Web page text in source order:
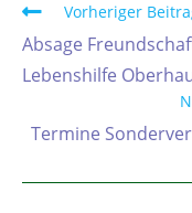
Vorheriger
Absage
Lebenshilfe
Termine